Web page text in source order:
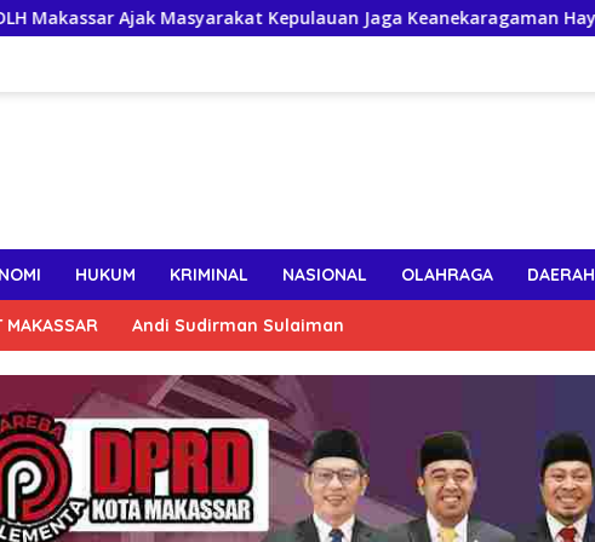
Masyarakat Kepulauan Jaga Keanekaragaman Hayati Pesisir
HUKUM KRIMINAL NASIONAL OLAHRAGA DAERAH
MAKASSAR Andi Sudirman Sulaiman